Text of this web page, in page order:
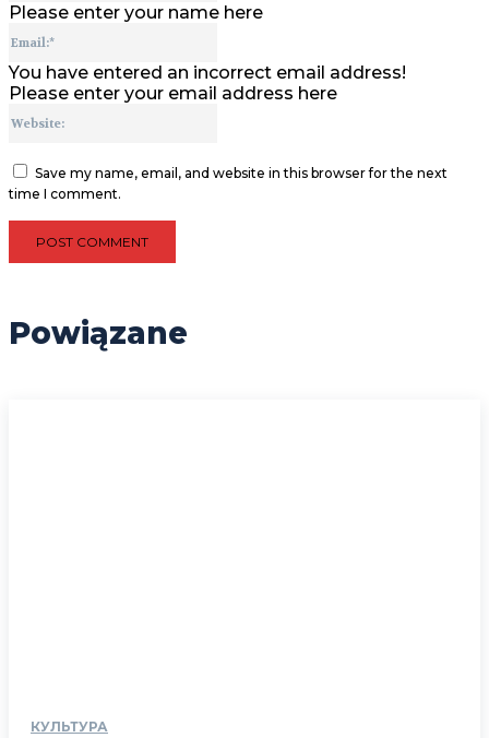
Please enter your name here
You have entered an incorrect email address!
Please enter your email address here
Save my name, email, and website in this browser for the next
time I comment.
Powiązane
КУЛЬТУРА